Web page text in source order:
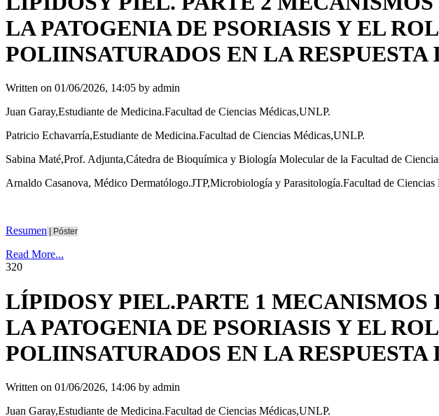
LA PATOGENIA DE PSORIASIS Y EL
POLIINSATURADOS EN LA
Written on 01/06/2026, 14:05 by admin
Juan Garay,Estudiante de Medicina.Facultad de Ciencias Médicas,UNLP.
Patricio Echavarría,Estudiante de Medicina.Facultad de Ciencias Médicas,UNLP.
Sabina Maté,Prof. Adjunta,Cátedra de Bioquímica y Biología Molecular de la Facultad de
Arnaldo Casanova, Médico Dermatólogo.JTP,Microbiología y Parasitología.Facultad de
Resumen Póster
Read More...
320
LÍPIDOSY PIEL.PARTE 1
LA PATOGENIA DE PSORIASIS Y EL
POLIINSATURADOS EN LA
Written on 01/06/2026, 14:06 by admin
Juan Garay,Estudiante de Medicina.Facultad de Ciencias Médicas,UNLP.